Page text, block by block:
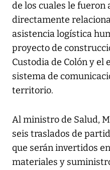
de los cuales le fueron
directamente
asistencia logística
proyecto de
Custodia de Colón y el
sistema de
territorio.
Al ministro de Salud,
seis traslados de
que serán invertidos
materiales y